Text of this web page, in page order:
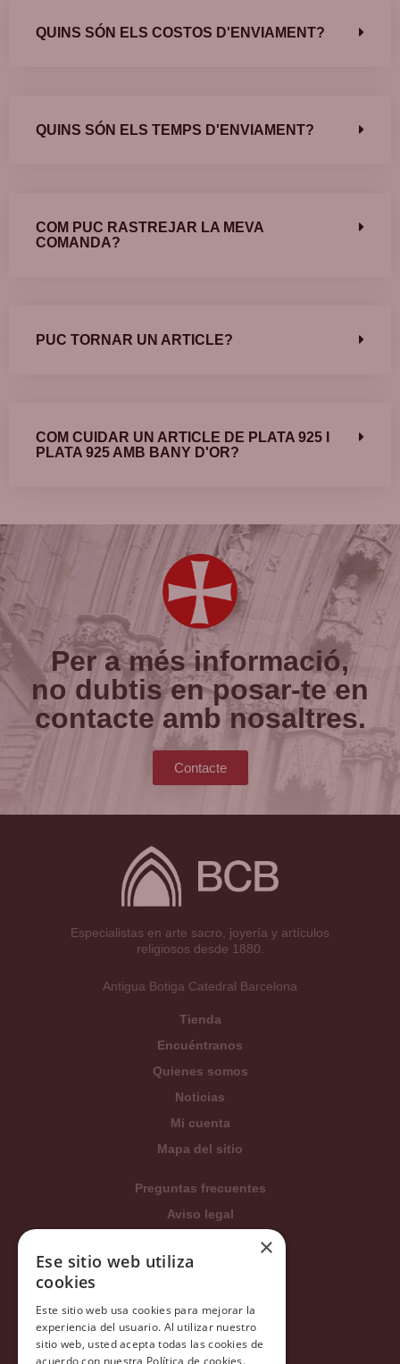
QUINS SÓN ELS COSTOS D'ENVIAMENT?
QUINS SÓN ELS TEMPS D'ENVIAMENT?
COM PUC RASTREJAR LA MEVA
COMANDA?
PUC TORNAR UN ARTICLE?
COM CUIDAR UN ARTICLE DE PLATA 925 I
PLATA 925 AMB BANY D'OR?
Per a més informació,
no dubtis en posar-te en
contacte amb nosaltres.
Contacte
Especialistas en arte sacro, joyería y artículos
religiosos desde 1880.
Antigua Botiga Catedral Barcelona
Tienda
Encuéntranos
Quienes somos
Noticias
Mi cuenta
Mapa del sitio
Preguntas frecuentes
Aviso legal
Condiciones generales
Política de privacidad
Política Integrada
Tratamiento de datos
×
Ese sitio web utiliza
cookies
Este sitio web usa cookies para mejorar la
experiencia del usuario. Al utilizar nuestro
sitio web, usted acepta todas las cookies de
acuerdo con nuestra Política de cookies.